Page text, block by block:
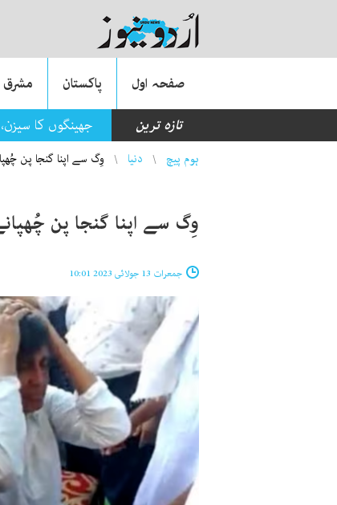
صفحہ اول پاکستان
تازہ ترین
جھینگوں کا
You are here
ہوم پیچ دنیا وِگ سے اپنا گنجا پن
وِگ سے اپنا گنجا پن
جمعرات 13 جولائی 2023 10:01